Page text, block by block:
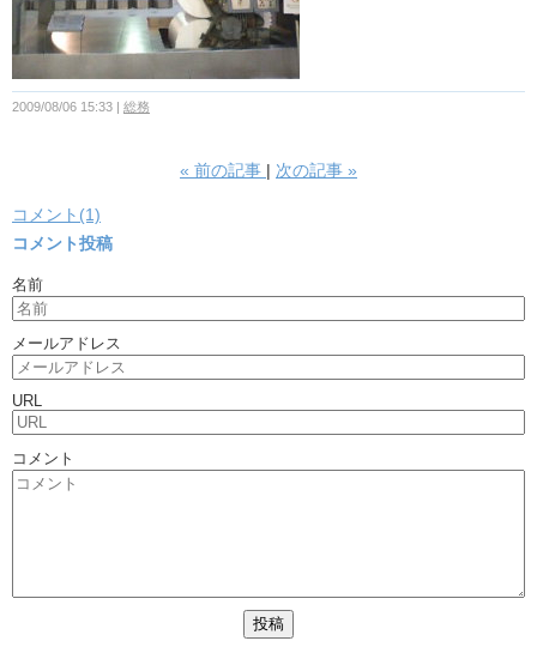
2009/08/06 15:33 総務
« 前の記事 次の記事 »
コメント(1)
コメント投稿
名前
メールアドレス
URL
コメント